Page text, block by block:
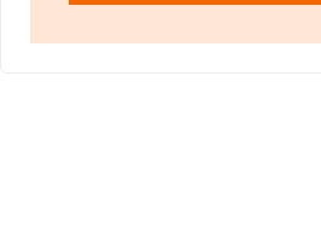
ámbito nacional la facturación